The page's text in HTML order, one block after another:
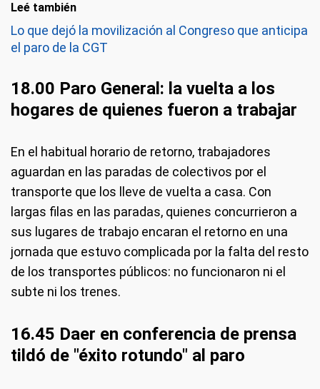
La CGT realiza el tercer paro general contra el Gobierno: no hay trenes,
subtes, taxis, ni vuelos y los colectivos viajan repletos. (Foto: Reuters)
Leé también
Lo que dejó la movilización al Congreso que anticipa
el paro de la CGT
18.00 Paro General: la vuelta a los
hogares de quienes fueron a trabajar
En el habitual horario de retorno, trabajadores
aguardan en las paradas de colectivos por el
transporte que los lleve de vuelta a casa. Con
largas filas en las paradas, quienes concurrieron a
sus lugares de trabajo encaran el retorno en una
jornada que estuvo complicada por la falta del resto
de los transportes públicos: no funcionaron ni el
subte ni los trenes.
16.45 Daer en conferencia de prensa
tildó de "éxito rotundo" al paro